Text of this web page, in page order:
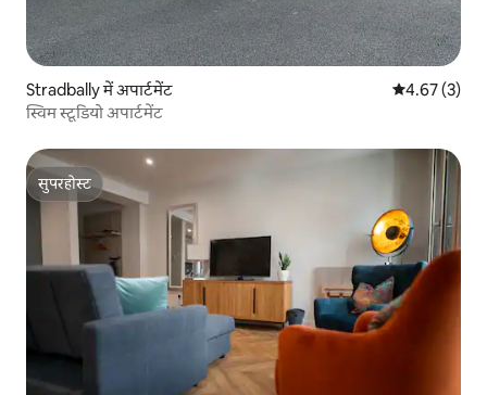
Stradbally में अपार्टमेंट औसत रेटिंग 5 में
4.67 (3)
स्विम स्टूडियो अपार्टमेंट
सुपरहोस्ट
सुपरहोस्ट